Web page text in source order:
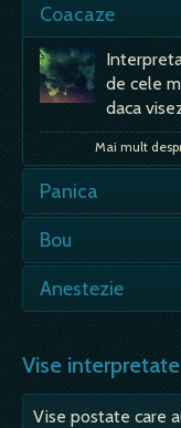
Coacaze
de cele
daca
Mai mult
Panica
in vise si
ori indusa
Bou
- din
intelege
Mai mult
Anestezie
dar se
ca cel
Mai mult
Vise interpretate
Vise postate care